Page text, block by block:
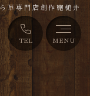
TEL MENU
革専門店創作鞄槌井